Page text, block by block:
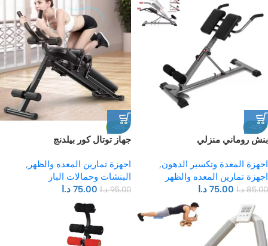
-12%
بنش روماني منزلي
اجهزة المعدة وتكسير الدهون,
اجهزة تمارين المعده والظهر
85.00 د.ا 75.00 د.ا
-21%
جهاز توتال كور بيلدنج
اجهزة تمارين المعده والظهر ,
البنشات وحمالات البار
95.00 د.ا 75.00 د.ا